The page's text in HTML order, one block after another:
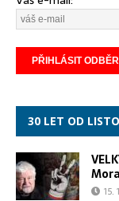
30 LET OD
15.